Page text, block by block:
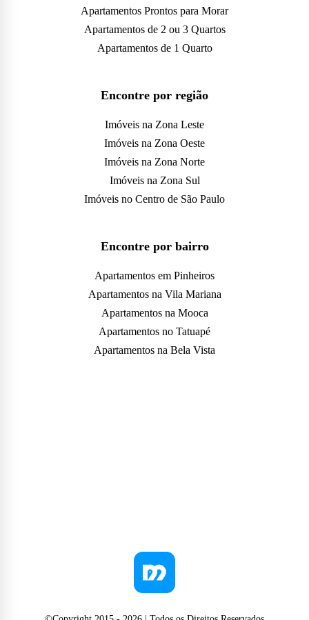
Apartamentos Prontos para Morar
Apartamentos de 2 ou 3 Quartos
Apartamentos de 1 Quarto
Encontre por região
Imóveis na Zona Leste
Imóveis na Zona Oeste
Imóveis na Zona Norte
Imóveis na Zona Sul
Imóveis no Centro de São Paulo
Encontre por bairro
Apartamentos em Pinheiros
Apartamentos na Vila Mariana
Apartamentos na Mooca
Apartamentos no Tatuapé
Apartamentos na Bela Vista